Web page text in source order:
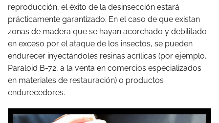
reproducción, el éxito de la desinsección estará
prácticamente garantizado. En el caso de que existan
zonas de madera que se hayan acorchado y debilitado
en exceso por el ataque de los insectos, se pueden
endurecer inyectándoles resinas acrílicas (por ejemplo,
Paraloid B-72, a la venta en comercios especializados
en materiales de restauración) o productos
endurecedores.